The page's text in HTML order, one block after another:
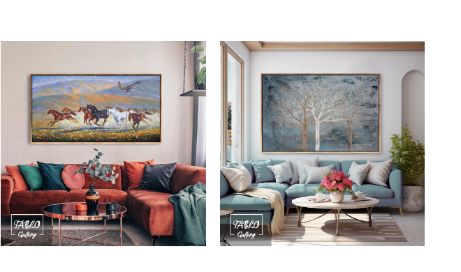
kaliteli yağlı boya dokulu tablolar ile evinizin ya da
ofisinizin atmosferini baştan yaratın. Farklı temalar,
renkler ve boyutlarla, hayalinizdeki tabloyu
bulmanız çok kolay!
Bize Ulaşın ve Sanatı Hayatınıza Dahil Edin!
Siz de sanatın büyüsünden yararlanmak ve evinize
anlam katmak için hemen koleksiyonumuzu
keşfedin. Her biri kendine özgü olan bu tablolara
sahip olmak için birkaç adımda siparişinizi
verebilirsiniz.
Hızlı ve Güvenli Teslimat
Eserlerinizi sadece bir tıkla satın alabilir, hızlı ve
güvenli teslimat ile en kısa sürede yeni tablonuzun
keyfini çıkarabilirsiniz. Her tablo özenle paketlenir
ve size ulaşmadan önce kalite kontrolünden
geçirilir.
kaliteli yağlı boya dokulu tablolar ile evinizin ya da
ofisinizin atmosferini baştan yaratın. Farklı temalar,
renkler ve boyutlarla, hayalinizdeki tabloyu
bulmanız çok kolay!
Bize Ulaşın ve Sanatı Hayatınıza Dahil Edin!
Siz de sanatın büyüsünden yararlanmak ve evinize
anlam katmak için hemen koleksiyonumuzu
keşfedin. Her biri kendine özgü olan bu tablolara
sahip olmak için birkaç adımda siparişinizi
verebilirsiniz.
Hızlı ve Güvenli Teslimat
Eserlerinizi sadece bir tıkla satın alabilir, hızlı ve
güvenli teslimat ile en kısa sürede yeni tablonuzun
keyfini çıkarabilirsiniz. Her tablo özenle paketlenir
ve size ulaşmadan önce kalite kontrolünden
geçirilir.